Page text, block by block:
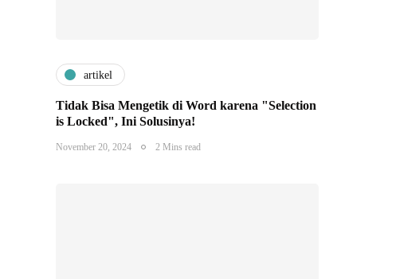
artikel
Tidak Bisa Mengetik di Word karena "Selection
is Locked", Ini Solusinya!
November 20, 2024 2 Mins read